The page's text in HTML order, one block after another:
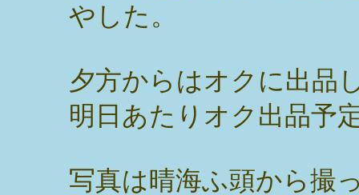
やした。
夕方からはオクに出品
明日あたりオク出品予
写真は晴海ふ頭から撮